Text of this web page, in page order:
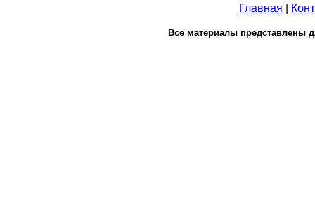
Главная
Все материалы представлены